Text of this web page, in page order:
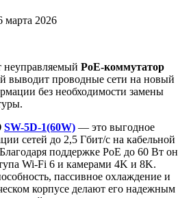
марта 2026
неуправляемый PoE-коммутатор
выводит проводные сети на новый
без необходимости замены
SW-5D-1(60W) — это выгодное
сетей до 2,5 Гбит/с на кабельной
поддержке PoE до 60 Вт он
Wi-Fi 6 и камерами 4K и 8K.
пассивное охлаждение и
корпусе делают его надежным